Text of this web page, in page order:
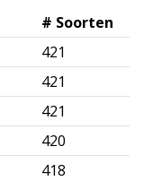
# Soorten
421
421
421
420
418